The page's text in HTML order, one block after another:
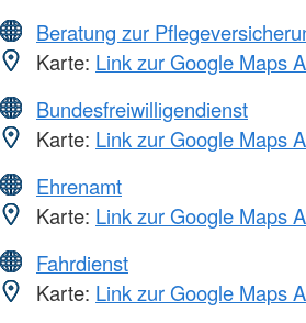
Beratung zur
Karte: Link zur Google Maps
Bundesfreiwilligendienst
Karte: Link zur Google Maps
Ehrenamt
Karte: Link zur Google Maps
Fahrdienst
Karte: Link zur Google Maps